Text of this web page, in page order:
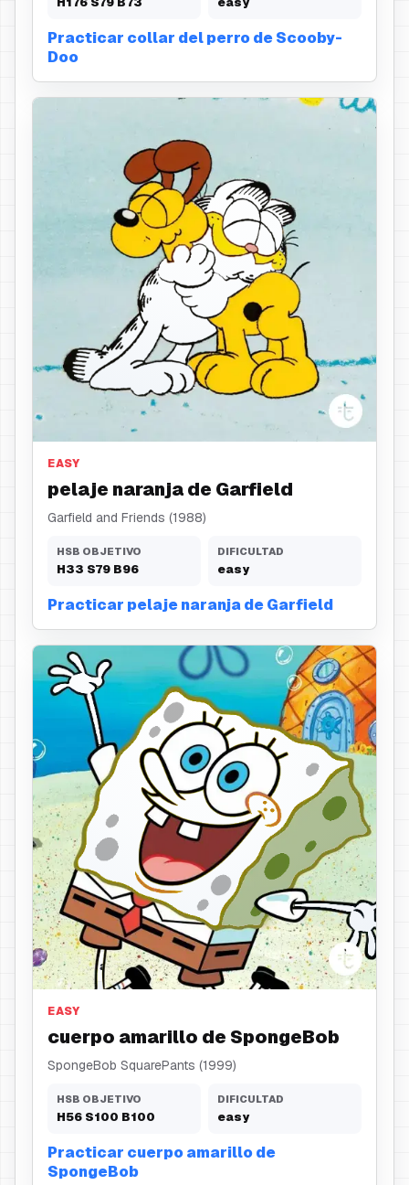
Practicar collar del perro de Scooby-
Doo
pelaje naranja
EASY
pelaje naranja de Garfield
Garfield and Friends (1988)
HSB OBJETIVO
H33 S79 B96
DIFICULTAD
easy
Practicar pelaje naranja de Garfield
cuerpo amarillo
EASY
cuerpo amarillo de SpongeBob
SpongeBob SquarePants (1999)
HSB OBJETIVO
H56 S100 B100
DIFICULTAD
easy
Practicar cuerpo amarillo de
SpongeBob